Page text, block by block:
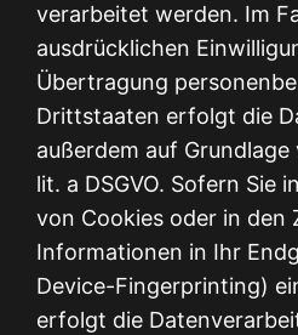
verarbeitet werden. Im
ausdrücklichen
Übertragung
Drittstaaten erfolgt die
außerdem auf
lit. a DSGVO. Sofern Sie
von Cookies oder in den
Informationen in Ihr
Device-Fingerprinting)
erfolgt die